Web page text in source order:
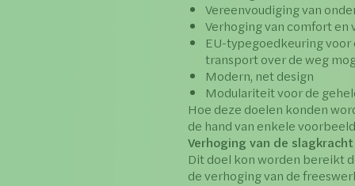
Vereenvoudiging van
Verhoging van comfort en
EU-typegoedkeuring
transport over de weg
Modern, net design
Modulariteit voor de
Hoe deze doelen konden
de hand van enkele
Verhoging van de slagkracht
Dit doel kon worden bereikt
de verhoging van de